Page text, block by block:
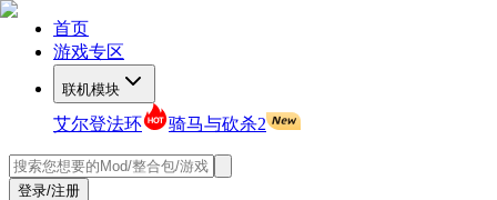
首页
游戏专区
联机模块
艾尔登法环 骑马与砍杀2
登录/注册